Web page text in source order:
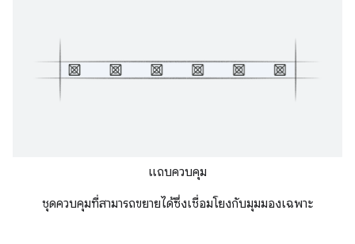
แถบควบคุม
ชุดควบคุมที่สามารถขยายได้ซึ่งเชื่อมโยงกับมุมมองเฉพาะ